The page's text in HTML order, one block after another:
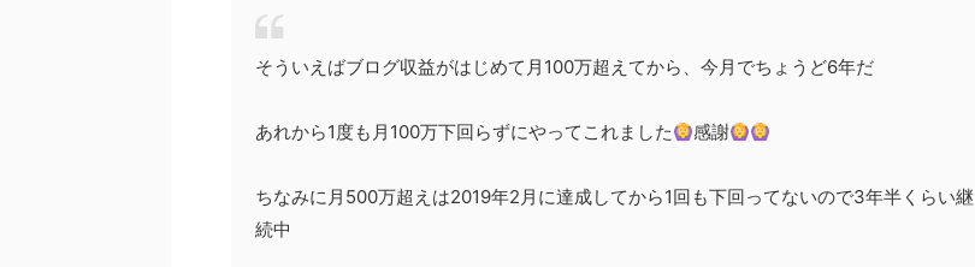
そういえばブログ収益がはじめて月100万超えてから、今月でちょうど6年だ
あれから1度も月100万下回らずにやってこれました 感謝
ちなみに月500万超えは2019年2月に達成してから1回も下回ってないので3年半くらい継
続中